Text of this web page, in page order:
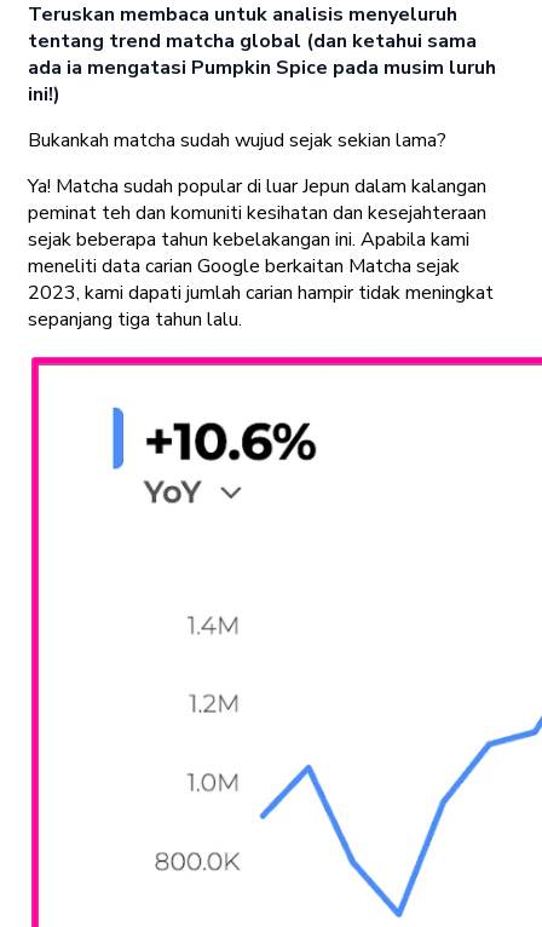
Teruskan membaca untuk analisis menyeluruh
tentang trend matcha global (dan ketahui sama
ada ia mengatasi Pumpkin Spice pada musim luruh
ini!)
Bukankah matcha sudah wujud sejak sekian lama?
Ya! Matcha sudah popular di luar Jepun dalam kalangan
peminat teh dan komuniti kesihatan dan kesejahteraan
sejak beberapa tahun kebelakangan ini. Apabila kami
meneliti data carian Google berkaitan Matcha sejak
2023, kami dapati jumlah carian hampir tidak meningkat
sepanjang tiga tahun lalu.